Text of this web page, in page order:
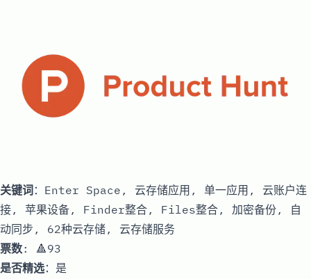
关键词：Enter Space, 云存储应用, 单一应用, 云账户连
接, 苹果设备, Finder整合, Files整合, 加密备份, 自
动同步, 62种云存储, 云存储服务
票数: 🔺93
是否精选：是